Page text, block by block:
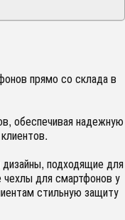
прямо со склада в
обеспечивая надежную
подходящие для
для смартфонов у
стильную защиту